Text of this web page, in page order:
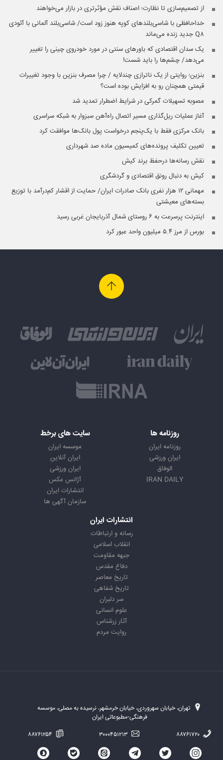
از تصمیم‌سازی تا نظارت؛ اصناف نقش مؤثرتری در بازار می‌خواهند
خداحافظی با شاسی‌بلندهای کوپه هنوز زود است/ شاسی‌بلند آلمانی با آئودی
Q۸ جدید زنده می‌ماند
یک سدان اقتصادی که باورهای سنتی در مورد خودروی چینی را تغییر
می‌دهد/ چشم‌ها را باید شست!
بنزین؛ روایتی از یک ناترازی چندلایه / چرا مصرف بنزین با وجود تغییرات
قیمتی همچنان رو به افزایش بوده است؟
مصوبه تسهیلات گمرکی در شرایط اضطرار تمدید شد
آغاز عملیات ریل‌گذاری مسیر اتصال راه‌آهن سبزوار به شبکه سراسری
بانک مرکزی فقط با یک‌‎پنجم درخواست پول بانک‌ها موافقت کرد
تعیین تکلیف پرونده‌های کمیسیون ماده صد شهرداری
نقش رسانه‌ها درحفظ برند کیش
کیش به دنبال رونق اقتصادی و گردشگری
مهمانی ۱۲ هزار نفری بانک صادرات ایران/ حمایت از اقشار کم‌درآمد با توزیع
بسته‌های معیشتی
اینترنت پرسرعت به ۶ روستای شمال آذربایجان غربی رسید
بورس از مرز ۵.۴ میلیون واحد عبور کرد
روزنامه ها
روزنامه ایران
ایران ورزشی
الوفاق
IRAN DAILY
سایت های برخط
موسسه ایران
ایران آنلاین
ایران ورزشی
آژانس عکس
انتشارات ایران
سازمان آگهی ها
انتشارات ایران
رسانه و ارتباطات
انقلاب اسلامی
جبهه مقاومت
دفاع مقدس
تاریخ معاصر
تاریخ شفاهی
سر دلبران
علوم انسانی
آثار زرشناس
روایت مردم
تهران، خیابان سهروردی، خیابان خرمشهر، نرسیده به مصلی، موسسه
فرهنگی-مطبوعاتی ایران